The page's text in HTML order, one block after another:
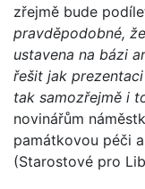
zřejmě bude
pravděpodobné,
ustavena na bázi
řešit jak
tak samozřejmě i
novinářům
památkovou péči
(Starostové pro